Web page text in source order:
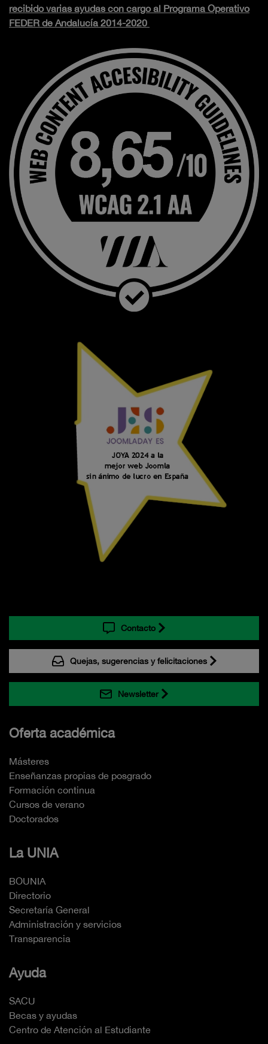
recibido varias ayudas con cargo al Programa Operativo
FEDER de Andalucía 2014-2020
Contacto
Quejas, sugerencias y felicitaciones
Newsletter
Oferta académica
Másteres
Enseñanzas propias de posgrado
Formación continua
Cursos de verano
Doctorados
La UNIA
BOUNIA
Directorio
Secretaría General
Administración y servicios
Transparencia
Ayuda
SACU
Becas y ayudas
Centro de Atención al Estudiante